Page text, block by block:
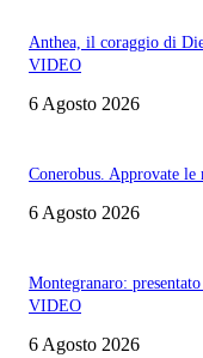
Anthea, il coraggio di
VIDEO
6 Agosto 2026
Conerobus. Approvate
6 Agosto 2026
Montegranaro:
VIDEO
6 Agosto 2026